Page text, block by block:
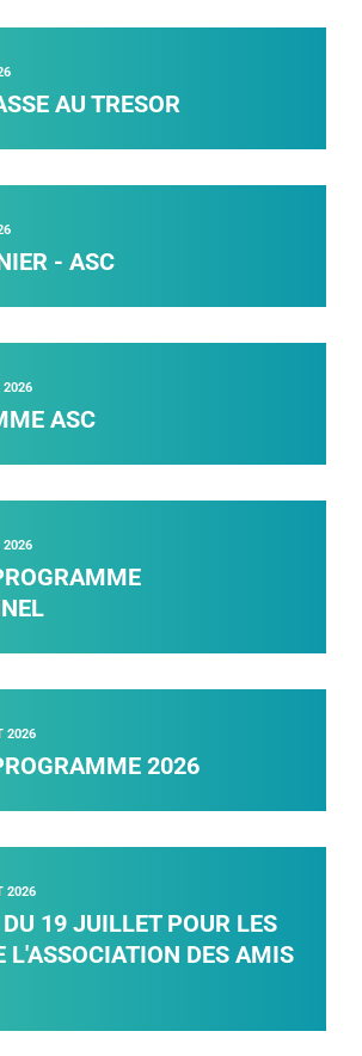
AU TRESOR
- ASC
ASC
2026
2026
2026
2026
19 JUILLET POUR LES
L'ASSOCIATION DES AMIS
2026